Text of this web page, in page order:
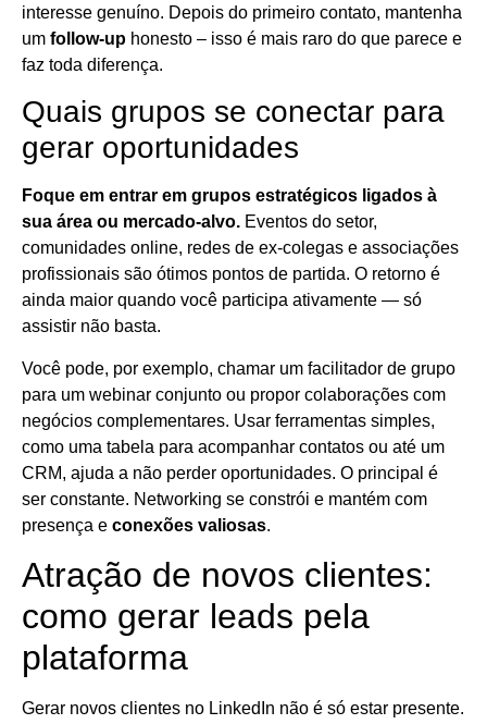
interesse genuíno. Depois do primeiro contato, mantenha
um follow-up honesto – isso é mais raro do que parece e
faz toda diferença.
Quais grupos se conectar para
gerar oportunidades
Foque em entrar em grupos estratégicos ligados à
sua área ou mercado-alvo. Eventos do setor,
comunidades online, redes de ex-colegas e associações
profissionais são ótimos pontos de partida. O retorno é
ainda maior quando você participa ativamente — só
assistir não basta.
Você pode, por exemplo, chamar um facilitador de grupo
para um webinar conjunto ou propor colaborações com
negócios complementares. Usar ferramentas simples,
como uma tabela para acompanhar contatos ou até um
CRM, ajuda a não perder oportunidades. O principal é
ser constante. Networking se constrói e mantém com
presença e conexões valiosas.
Atração de novos clientes:
como gerar leads pela
plataforma
Gerar novos clientes no LinkedIn não é só estar presente.